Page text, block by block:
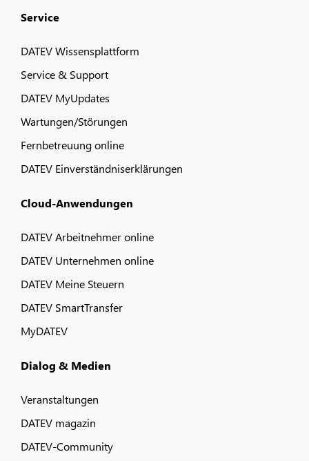
Service
DATEV Wissensplattform
Service & Support
DATEV MyUpdates
Wartungen/Störungen
Fernbetreuung online
DATEV Einverständniserklärungen
Cloud-Anwendungen
DATEV Arbeitnehmer online
DATEV Unternehmen online
DATEV Meine Steuern
DATEV SmartTransfer
MyDATEV
Dialog & Medien
Veranstaltungen
DATEV magazin
DATEV-Community